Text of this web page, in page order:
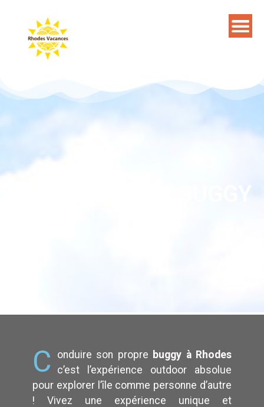
EXCURSION EN BUGGY
C onduire son propre buggy à Rhodes
c’est l’expérience outdoor absolue
pour explorer l’île comme personne d’autre
! Vivez une expérience unique et